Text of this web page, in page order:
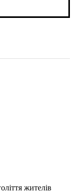
жителів